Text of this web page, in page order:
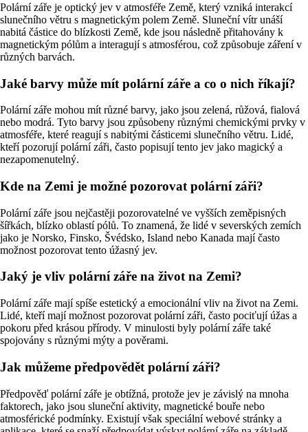
Polární záře je optický jev v atmosféře Země, který vzniká interakcí
slunečního větru s magnetickým polem Země. Sluneční vítr unáší
nabitá částice do blízkosti Země, kde jsou následně přitahovány k
magnetickým pólům a interagují s atmosférou, což způsobuje záření v
různých barvách.
Jaké barvy může mít polární záře a co o nich říkají?
Polární záře mohou mít různé barvy, jako jsou zelená, růžová, fialová
nebo modrá. Tyto barvy jsou způsobeny různými chemickými prvky v
atmosféře, které reagují s nabitými částicemi slunečního větru. Lidé,
kteří pozorují polární záři, často popisují tento jev jako magický a
nezapomenutelný.
Kde na Zemi je možné pozorovat polární záři?
Polární záře jsou nejčastěji pozorovatelné ve vyšších zeměpisných
šířkách, blízko oblastí pólů. To znamená, že lidé v severských zemích
jako je Norsko, Finsko, Švédsko, Island nebo Kanada mají často
možnost pozorovat tento úžasný jev.
Jaký je vliv polární záře na život na Zemi?
Polární záře mají spíše estetický a emocionální vliv na život na Zemi.
Lidé, kteří mají možnost pozorovat polární záři, často pociťují úžas a
pokoru před krásou přírody. V minulosti byly polární záře také
spojovány s různými mýty a pověrami.
Jak můžeme předpovědět polární záři?
Předpověď polární záře je obtížná, protože jev je závislý na mnoha
faktorech, jako jsou sluneční aktivity, magnetické bouře nebo
atmosférické podmínky. Existují však speciální webové stránky a